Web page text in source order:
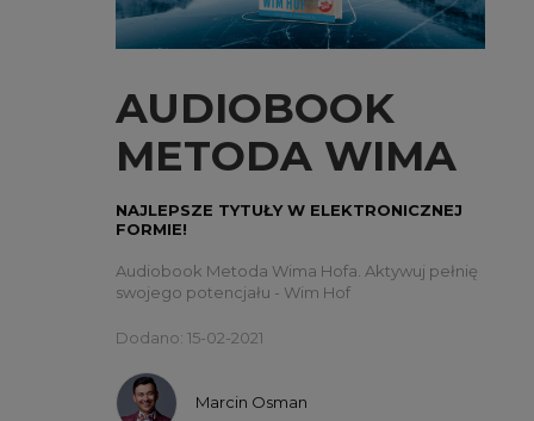
AUDIOBOOK
METODA WIMA
HOFA - WIM
HOF
Dodano: 15-02-2021
NAJLEPSZE TYTUŁY W ELEKTRONICZNEJ
FORMIE!
Audiobook Metoda Wima Hofa. Aktywuj pełnię
swojego potencjału - Wim Hof
Marcin Osman